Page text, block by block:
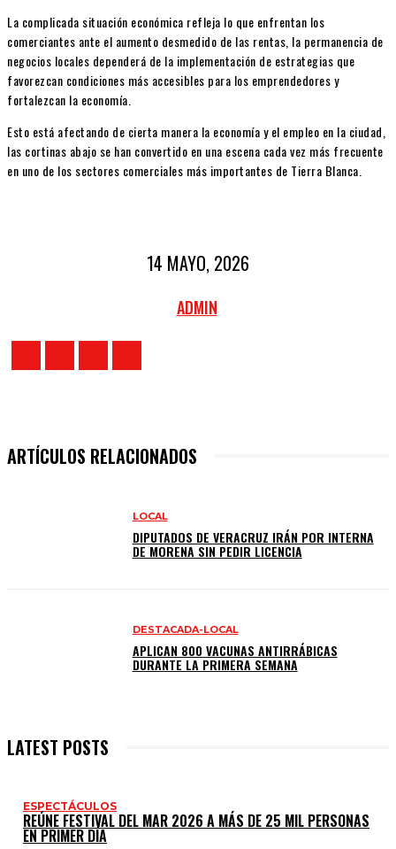
La complicada situación económica refleja lo que enfrentan los
comerciantes ante el aumento desmedido de las rentas, la permanencia de
negocios locales dependerá de la implementación de estrategias que
favorezcan condiciones más accesibles para los emprendedores y
fortalezcan la economía.
Esto está afectando de cierta manera la economía y el empleo en la ciudad,
las cortinas abajo se han convertido en una escena cada vez más frecuente
en uno de los sectores comerciales más importantes de Tierra Blanca.
14 MAYO, 2026
ADMIN
ARTÍCULOS RELACIONADOS
LOCAL
DIPUTADOS DE VERACRUZ IRÁN POR INTERNA
DE MORENA SIN PEDIR LICENCIA
DESTACADA-LOCAL
APLICAN 800 VACUNAS ANTIRRÁBICAS
DURANTE LA PRIMERA SEMANA
LATEST POSTS
ESPECTÁCULOS
REÚNE FESTIVAL DEL MAR 2026 A MÁS DE 25 MIL PERSONAS
EN PRIMER DÍA